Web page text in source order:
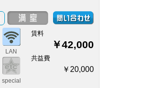
LAN
special
賃料
￥42,000
共益費
￥20,000